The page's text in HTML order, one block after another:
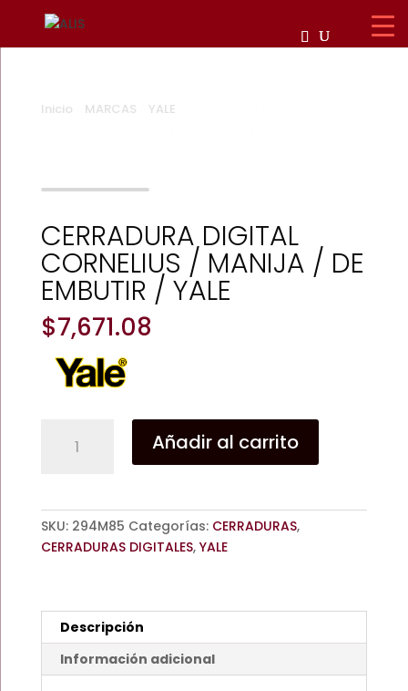
Inicio MARCAS YALE
CERRADURA DIGITAL
CORNELIUS / MANIJA / DE
EMBUTIR / YALE
$7,671.08
DIGITAL
MANIJA
/
DE
YALE
cantidad
Añadir al carrito
SKU: 294M85 Categorías: CERRADURAS,
CERRADURAS DIGITALES, YALE
Descripción
Información adicional